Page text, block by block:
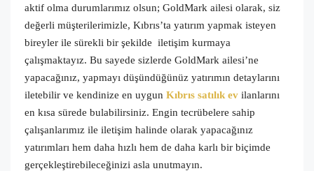
aktif olma durumlarımız olsun; GoldMark ailesi olarak, siz
değerli müşterilerimizle, Kıbrıs’ta yatırım yapmak isteyen
bireyler ile sürekli bir şekilde iletişim kurmaya
çalışmaktayız. Bu sayede sizlerde GoldMark ailesi’ne
yapacağınız, yapmayı düşündüğünüz yatırımın detaylarını
iletebilir ve kendinize en uygun Kıbrıs satılık ev ilanlarını
en kısa sürede bulabilirsiniz. Engin tecrübelere sahip
çalışanlarımız ile iletişim halinde olarak yapacağınız
yatırımları hem daha hızlı hem de daha karlı bir biçimde
gerçekleştirebileceğinizi asla unutmayın.